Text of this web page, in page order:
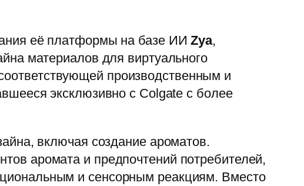
её платформы на базе ИИZya,
материалов для виртуального
производственным и
эксклюзивно с Colgate с более
включая создание ароматов.
аромата и предпочтений потребителей,
и сенсорным реакциям. Вместо